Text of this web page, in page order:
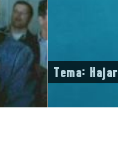
Tema: Hajar